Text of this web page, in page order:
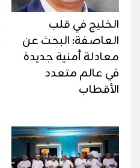
الخليج في قلب
العاصفة: البحث عن
معادلة أمنية جديدة
في عالم متعدد
الأقطاب